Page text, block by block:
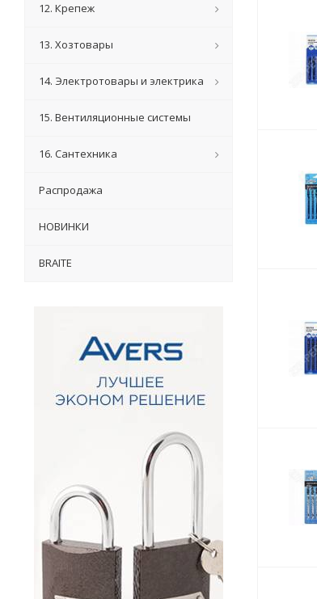
12. Крепеж
13. Хозтовары
14. Электротовары и электрика
15. Вентиляционные системы
16. Сантехника
Распродажа
НОВИНКИ
BRAITE